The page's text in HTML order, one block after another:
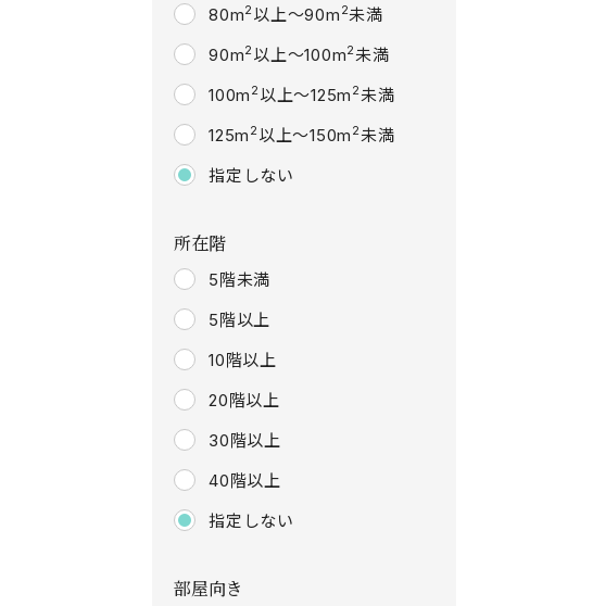
80m2以上～90m 2未満
90m2以上～100m2未満
100m 2以上～125m 2未満
125m 2以上～150m 2未満
指定しない
所在階
5階未満
5階以上
10階以上
20階以上
30階以上
40階以上
指定しない
部屋向き